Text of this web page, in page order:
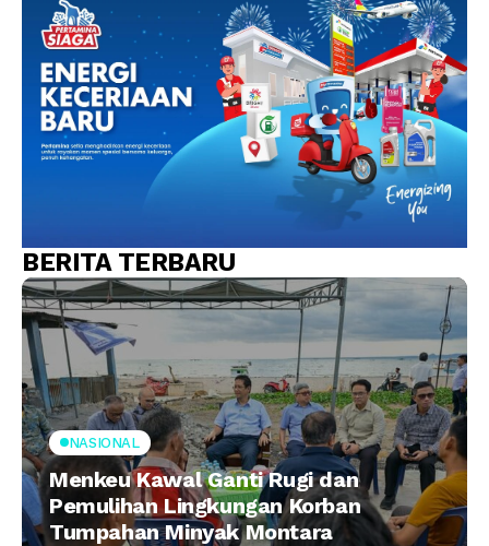
BERITA TERBARU
NASIONAL
Menkeu Kawal Ganti Rugi dan
Pemulihan Lingkungan Korban
Tumpahan Minyak Montara